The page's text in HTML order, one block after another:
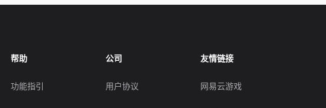
帮助
功能指引
公司
用户协议
友情链接
网易云游戏